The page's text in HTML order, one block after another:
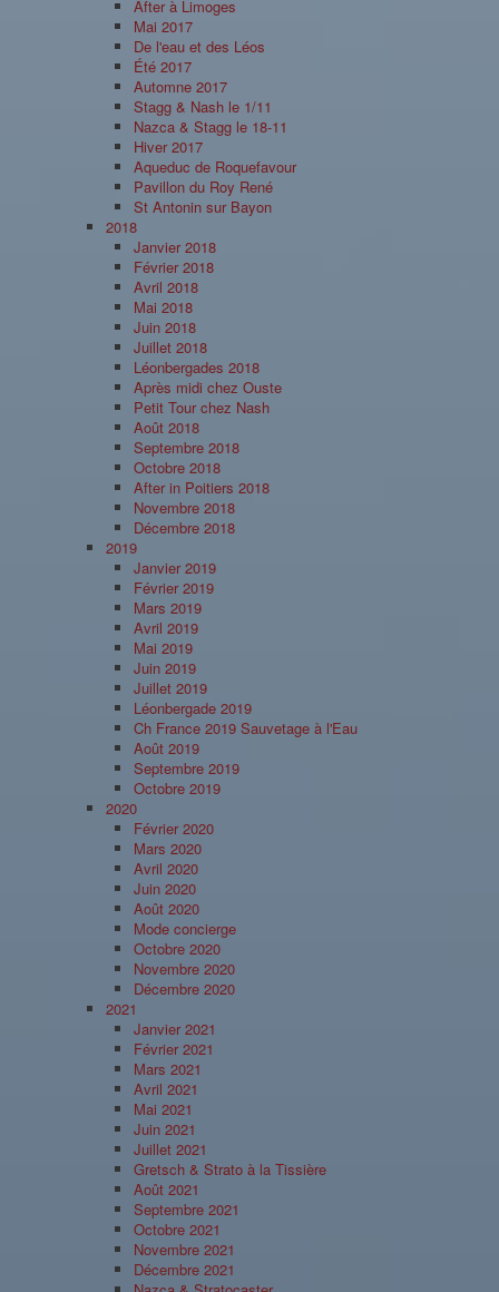
After à Limoges
Mai 2017
De l'eau et des Léos
Été 2017
Automne 2017
Stagg & Nash le 1/11
Nazca & Stagg le 18-11
Hiver 2017
Aqueduc de Roquefavour
Pavillon du Roy René
St Antonin sur Bayon
2018
Janvier 2018
Février 2018
Avril 2018
Mai 2018
Juin 2018
Juillet 2018
Léonbergades 2018
Après midi chez Ouste
Petit Tour chez Nash
Août 2018
Septembre 2018
Octobre 2018
After in Poitiers 2018
Novembre 2018
Décembre 2018
2019
Janvier 2019
Février 2019
Mars 2019
Avril 2019
Mai 2019
Juin 2019
Juillet 2019
Léonbergade 2019
Ch France 2019 Sauvetage à l'Eau
Août 2019
Septembre 2019
Octobre 2019
2020
Février 2020
Mars 2020
Avril 2020
Juin 2020
Août 2020
Mode concierge
Octobre 2020
Novembre 2020
Décembre 2020
2021
Janvier 2021
Février 2021
Mars 2021
Avril 2021
Mai 2021
Juin 2021
Juillet 2021
Gretsch & Strato à la Tissière
Août 2021
Septembre 2021
Octobre 2021
Novembre 2021
Décembre 2021